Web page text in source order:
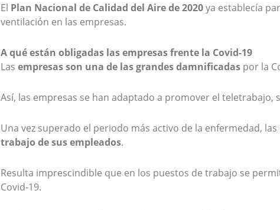
El Plan Nacional de Calidad del Aire de 2020ya establecía
ventilación en las empresas.
A qué están obligadas las empresas frente la Covid-19
Las empresas son una de lasgrandes damnificadaspor la
Así, las empresas se han adaptado a promover el teletrabajo,
Una vez superado el periodo más activo de la enfermedad,
trabajo de sus empleados.
Resulta imprescindible que en los puestos de trabajo se
Covid-19.